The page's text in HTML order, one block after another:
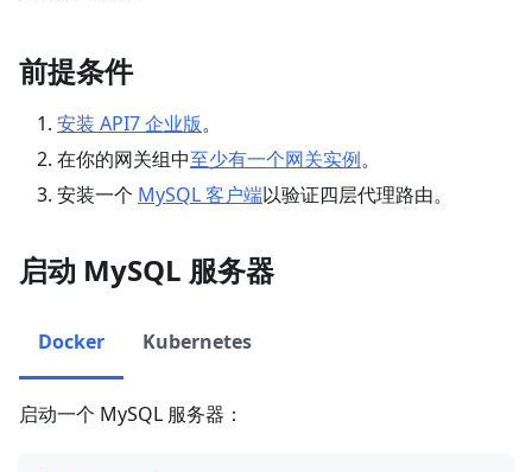
前提条件
安装 API7 企业版。
在你的网关组中至少有一个网关实例。
安装一个 MySQL 客户端以验证四层代理路由。
启动 MySQL 服务器
Docker Kubernetes
启动一个 MySQL 服务器：